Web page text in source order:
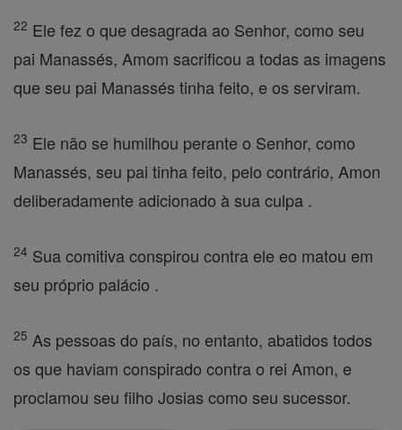
22 Ele fez o que desagrada ao Senhor, como seu
pai Manassés, Amom sacrificou a todas as imagens
que seu pai Manassés tinha feito, e os serviram.
23 Ele não se humilhou perante o Senhor, como
Manassés, seu pai tinha feito, pelo contrário, Amon
deliberadamente adicionado à sua culpa .
24 Sua comitiva conspirou contra ele eo matou em
seu próprio palácio .
25 As pessoas do país, no entanto, abatidos todos
os que haviam conspirado contra o rei Amon, e
proclamou seu filho Josias como seu sucessor.